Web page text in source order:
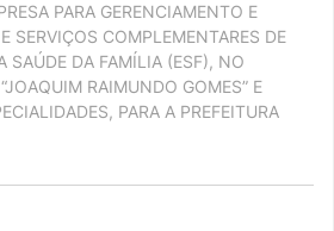
PARA GERENCIAMENTO E
SERVIÇOS COMPLEMENTARES DE
SAÚDE DA FAMÍLIA (ESF), NO
RAIMUNDO GOMES” E
PARA A PREFEITURA